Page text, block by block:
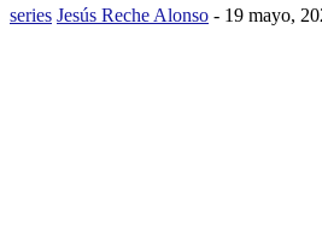
series Jesús Reche Alonso - 19 mayo,